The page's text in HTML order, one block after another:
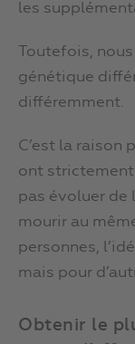
les
Toutefois,
génétique
différemment.
C’est la raison
ont
pas évoluer de
mourir au
personnes,
mais pour
Obtenir le